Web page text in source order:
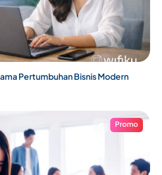
Pertumbuhan Bisnis Modern
Promo